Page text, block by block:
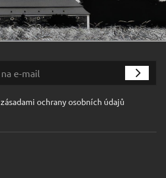
zásadami ochrany osobních údajů